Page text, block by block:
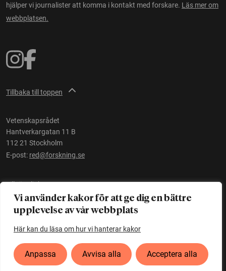
Vi använder kakor för att ge dig en bättre
upplevelse av vår webbplats
Här kan du läsa om hur vi hanterar kakor
Anpassa Avvisa alla Acceptera alla
hjälper vi journalister att komma i kontakt med forskare. Läs mer om
webbplatsen.
Tillbaka till toppen
Vetenskapsrådet
Hantverkargatan 11 B
112 21 Stockholm
E-post: red@forskning.se
Tillgänglighet
Ett initiativ avVetenskapsrådet